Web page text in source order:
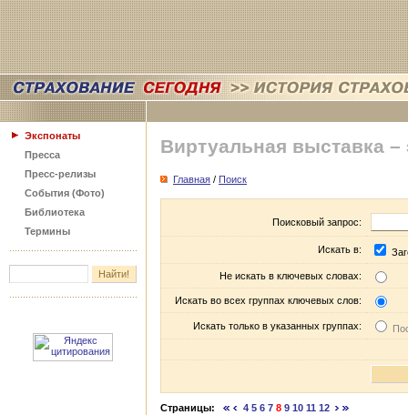
Экспонаты
Пресса
Пресс-релизы
События (Фото)
Библиотека
Термины
Виртуальная выставка –
Главная / Поиск
Поисковый запрос:
Искать в:
Не искать в ключевых словах:
Искать во всех группах ключевых слов:
Искать только в указанных группах:
Страницы: 4 5 6 7 8 9 10 11 12